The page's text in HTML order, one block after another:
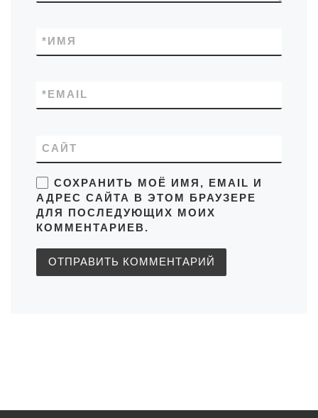
ИМЯ
*
EMAIL
*
САЙТ
СОХРАНИТЬ МОЁ ИМЯ, EMAIL И
АДРЕС САЙТА В ЭТОМ БРАУЗЕРЕ
ДЛЯ ПОСЛЕДУЮЩИХ МОИХ
КОММЕНТАРИЕВ.